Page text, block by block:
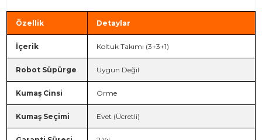
Özellik Detaylar
İçerik Koltuk Takımı (3+3+1)
Robot Süpürge Uygun Değil
Kumaş Cinsi Örme
Kumaş Seçimi Evet (Ücretli)